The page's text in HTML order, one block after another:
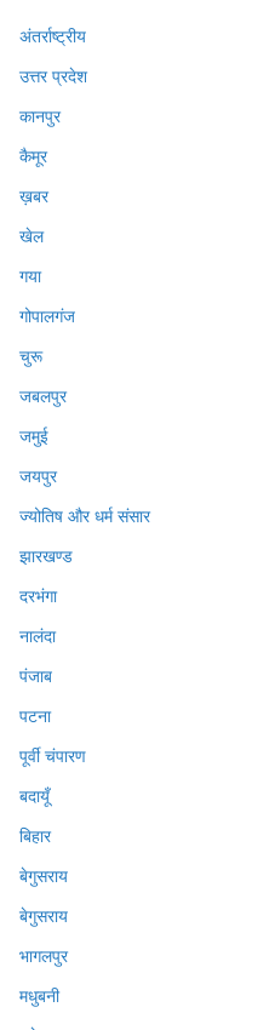
अंतर्राष्ट्रीय
उत्तर प्रदेश
कानपुर
कैमूर
ख़बर
खेल
गया
गोपालगंज
चुरू
जबलपुर
जमुई
जयपुर
ज्योतिष और धर्म संसार
झारखण्ड
दरभंगा
नालंदा
पंजाब
पटना
पूर्वी चंपारण
बदायूँ
बिहार
बेगुसराय
बेगुसराय
भागलपुर
मधुबनी